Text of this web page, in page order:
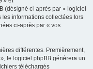
(désigné ci-après par « logiciel
les informations collectées lors
ci-après par « vos
différentes. Premièrement,
le logiciel phpBB génèrera un
téléchargés